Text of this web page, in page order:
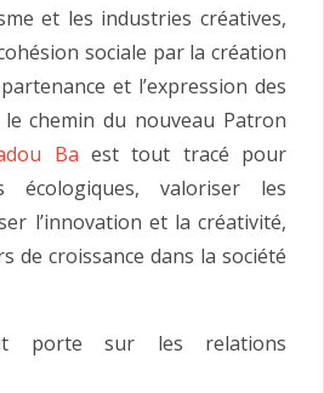
et les industries créatives,
sociale par la création
et l’expression des
chemin du nouveau Patron
Ba est tout tracé pour
valoriser les
l’innovation et la créativité,
de croissance dans la société
porte sur les relations